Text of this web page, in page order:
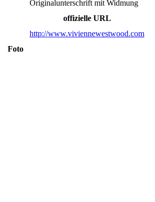
Originalunterschrift mit Widmung
offizielle URL
http://www.viviennewestwood.com
Foto